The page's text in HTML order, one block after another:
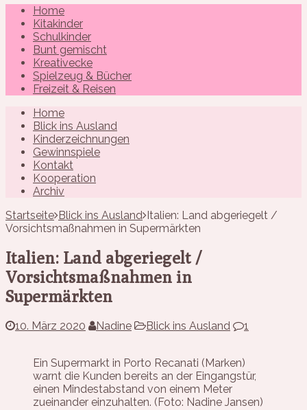
Home
Kitakinder
Schulkinder
Bunt gemischt
Kreativecke
Spielzeug & Bücher
Freizeit & Reisen
Home
Blick ins Ausland
Kinderzeichnungen
Gewinnspiele
Kontakt
Kooperation
Archiv
Startseite Blick ins Ausland Italien: Land abgeriegelt /
Vorsichtsmaßnahmen in Supermärkten
Italien: Land abgeriegelt /
Vorsichtsmaßnahmen in
Supermärkten
10. März 2020 Nadine Blick ins Ausland 1
Ein Supermarkt in Porto Recanati (Marken)
warnt die Kunden bereits an der Eingangstür,
einen Mindestabstand von einem Meter
zueinander einzuhalten. (Foto: Nadine Jansen)